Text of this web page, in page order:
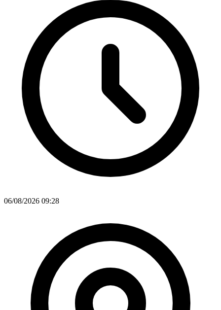
06/08/2026 09:28